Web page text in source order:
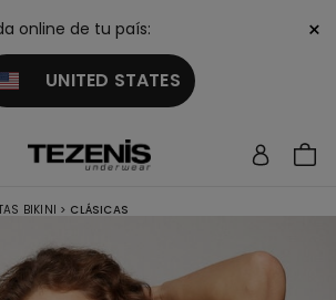
online de tu país:
UNITED STATES
×
BIKINI > CLÁSICAS